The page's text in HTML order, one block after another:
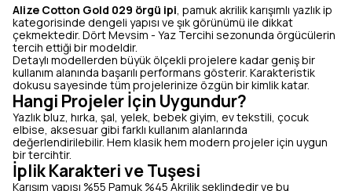
Alize Cotton Gold 029 örgü ipi, pamuk akrilik karışımlı yazlık ip
kategorisinde dengeli yapısı ve şık görünümü ile dikkat
çekmektedir. Dört Mevsim - Yaz Tercihi sezonunda örgücülerin
tercih ettiği bir modeldir.
Detaylı modellerden büyük ölçekli projelere kadar geniş bir
kullanım alanında başarılı performans gösterir. Karakteristik
dokusu sayesinde tüm projelerinize özgün bir kimlik katar.
Hangi Projeler İçin Uygundur?
Yazlık bluz, hırka, şal, yelek, bebek giyim, ev tekstili, çocuk
elbise, aksesuar gibi farklı kullanım alanlarında
değerlendirilebilir. Hem klasik hem modern projeler için uygun
bir tercihtir.
İplik Karakteri ve Tuşesi
Karışım yapısı %55 Pamuk %45 Akrilik şeklindedir ve bu